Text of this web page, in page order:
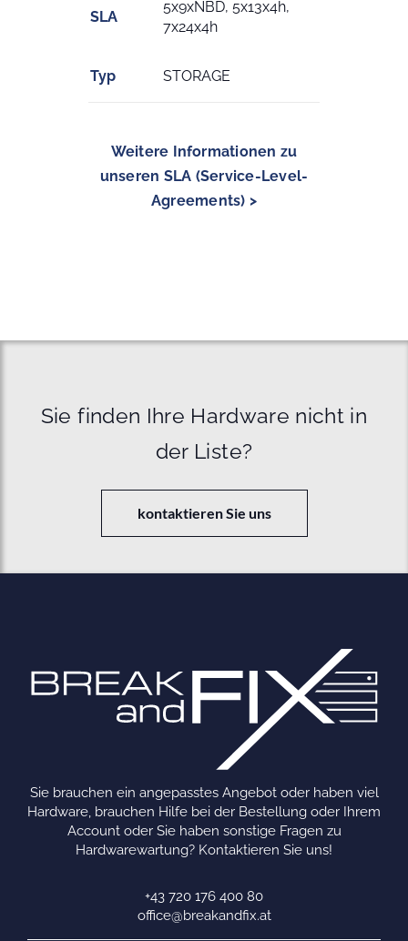
SLA
5x9xNBD, 5x13x4h,
7x24x4h
Typ STORAGE
Weitere Informationen zu
unseren SLA (Service-Level-
Agreements) >
Sie finden Ihre Hardware nicht in
der Liste?
kontaktieren Sie uns
Sie brauchen ein angepasstes Angebot oder haben viel
Hardware, brauchen Hilfe bei der Bestellung oder Ihrem
Account oder Sie haben sonstige Fragen zu
Hardwarewartung? Kontaktieren Sie uns!
+43 720 176 400 80
office@breakandfix.at